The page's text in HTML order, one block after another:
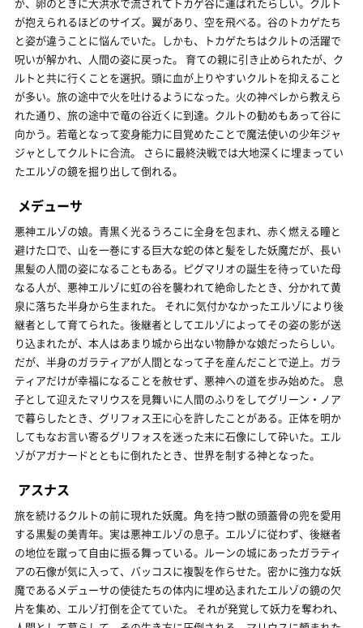
が抱えられるほどのサイズ。翼があり、空を飛べる。谷のトカゲたち
と姿が違うことに悩んでいた。しかも、トカゲたちはクルトの活躍で
呪いが解かれ、人間の姿に戻った。 育ての親に引き止められたが、ク
ルトと共に行くことを選択。頭に血が上りやすいクルトを抑えること
が多い。旅の途中で火を吐けるようになった。火の神ペレから教えら
れた通り、旅の途中で竜の谷近くに到達。クルトの勧めもあって谷に
向かう。若竜となって変身能力に目覚めたことで魔法使いの少年ジャ
ジャとしてクルトに合流。 さらに最終決戦では大地深くに埋まってい
たエルゾの鏡を掘り出して倒れる。
メデューサ
悪神エルゾの娘。青黒く光るうろこに全身を包まれ、赤く燃える瞳と
避けた口で、山を一巻にする巨大な蛇の体と髪をした妖魔だが、長い
黒髪の人間の姿になることもある。ピグマリオの誕生を待っていた母
なる人が、悪神エルゾに虹の谷を襲われて絶命したとき、分かれて黄
泉に落ちた半身から生まれた。 それに気付かなかったエルゾにより後
継者として育てられた。後継者としてエルゾによってその姿の影が送
り込まれたが、本人はあまり城から出ない物静かな娘だったらしい。
だが、半身のガラティアが人間となって子を産んだことで逆上。ガラ
ティアだけが幸福になることを赦せず、悪神への道を歩み始めた。 息
子として迎えたマリウスを見舞いに人間のふりをしてグリーン・ノア
で暮らしたとき、グリフォス王に心を許したことがある。正体を明か
してもなお言い寄るグリフォスを迷った末に石像にして砕いた。エル
ゾがアガナードとともに倒れたとき、世界を制する神となった。
アスナス
旅を続けるクルトの前に現れた妖魔。角を持つ獣の頭蓋骨の兜を愛用
する黒髪の美青年。実は悪神エルゾの息子。エルゾに従わず、後継者
の地位を蹴って自由に振る舞っている。ルーンの城にあったガラティ
アの石像が気に入って、バッコスに複製を作らせた。密かに強力な妖
魔であるメデューサの使徒たちの体内に埋め込まれたエルゾの鏡の欠
片を集め、エルゾ打倒を企てていた。 それが発覚して妖力を奪われ、